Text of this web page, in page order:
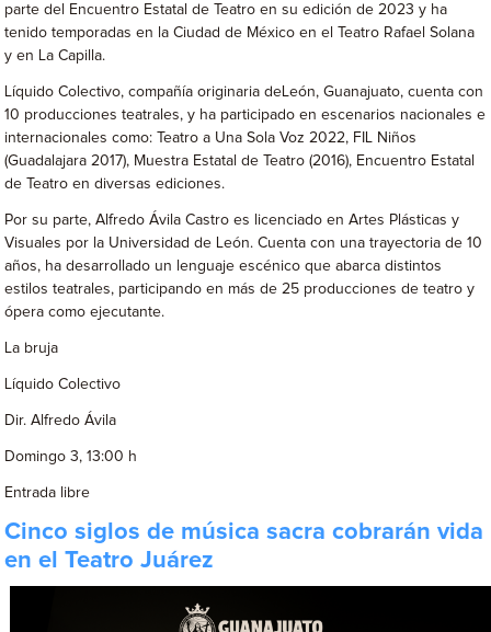
parte del Encuentro Estatal de Teatro en su edición de 2023 y ha
tenido temporadas en la Ciudad de México en el Teatro Rafael Solana
y en La Capilla.
Líquido Colectivo, compañía originaria deLeón, Guanajuato, cuenta con
10 producciones teatrales, y ha participado en escenarios nacionales e
internacionales como: Teatro a Una Sola Voz 2022, FIL Niños
(Guadalajara 2017), Muestra Estatal de Teatro (2016), Encuentro Estatal
de Teatro en diversas ediciones.
Por su parte, Alfredo Ávila Castro es licenciado en Artes Plásticas y
Visuales por la Universidad de León. Cuenta con una trayectoria de 10
años, ha desarrollado un lenguaje escénico que abarca distintos
estilos teatrales, participando en más de 25 producciones de teatro y
ópera como ejecutante.
La bruja
Líquido Colectivo
Dir. Alfredo Ávila
Domingo 3, 13:00 h
Entrada libre
Cinco siglos de música sacra cobrarán vida
en el Teatro Juárez